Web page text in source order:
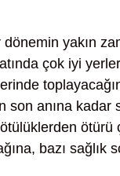
yakın
çok iyi
anına kadar
bazı sağlık